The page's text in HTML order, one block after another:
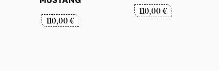
110,00€
110,00€